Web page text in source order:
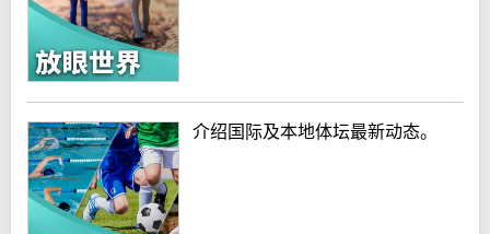
介绍国际及本地体坛最新动态。